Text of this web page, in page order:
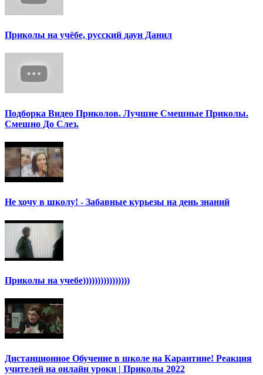
Приколы на учёбе, русский даун Данил
Подборка Видео Приколов. Лучшие Смешные Приколы.
Смешно До Слез.
Не хочу в школу! - Забавные курьезы на день знаний
Приколы на учебе))))))))))))))))
Дистанционное Обучение в школе на Карантине! Реакция
учителей на онлайн уроки | Приколы 2022